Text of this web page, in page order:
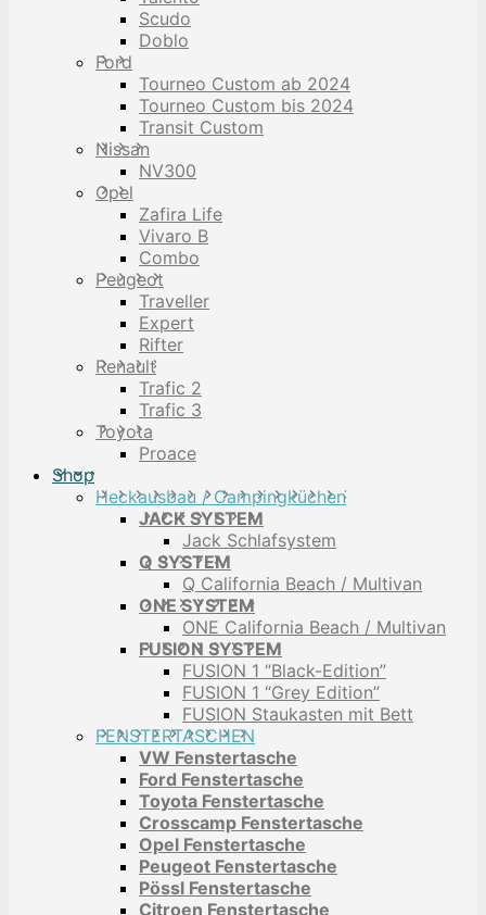
Scudo
Doblo
Ford
Tourneo Custom ab 2024
Tourneo Custom bis 2024
Transit Custom
Nissan
NV300
Opel
Zafira Life
Vivaro B
Combo
Peugeot
Traveller
Expert
Rifter
Renault
Trafic 2
Trafic 3
Toyota
Proace
Shop
Heckausbau / Campingküchen
JACK SYSTEM
Jack Schlafsystem
Q SYSTEM
Q California Beach / Multivan
ONE SYSTEM
ONE California Beach / Multivan
FUSION SYSTEM
FUSION 1 “Black-Edition”
FUSION 1 “Grey Edition”
FUSION Staukasten mit Bett
FENSTERTASCHEN
VW Fenstertasche
Ford Fenstertasche
Toyota Fenstertasche
Crosscamp Fenstertasche
Opel Fenstertasche
Peugeot Fenstertasche
Pössl Fenstertasche
Citroen Fenstertasche